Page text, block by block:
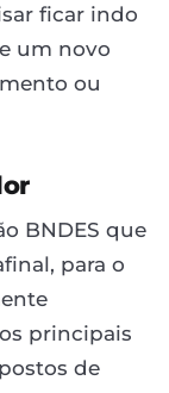
ficar indo
um novo
ou
BNDES que
para o
principais
de